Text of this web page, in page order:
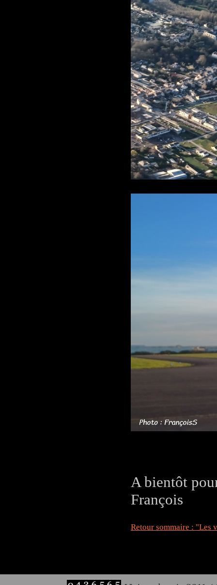
A bientôt
François
Retour sommaire : "Les